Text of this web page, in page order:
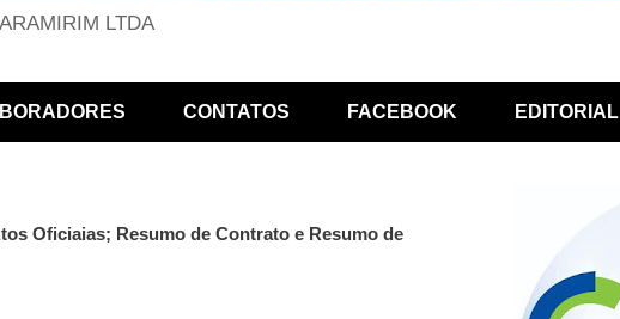
LTDA
CONTATOS FACEBOOK EDITORIAL
Oficiaias; Resumo de Contrato e Resumo de